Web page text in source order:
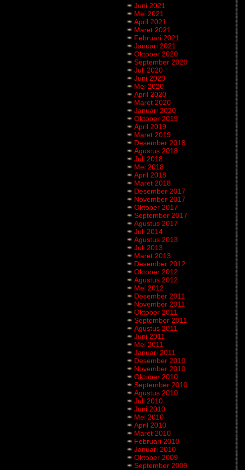
Juni 2021
Mei 2021
April 2021
Maret 2021
Februari 2021
Januari 2021
Oktober 2020
September 2020
Juli 2020
Juni 2020
Mei 2020
April 2020
Maret 2020
Januari 2020
Oktober 2019
April 2019
Maret 2019
Desember 2018
Agustus 2018
Juli 2018
Mei 2018
April 2018
Maret 2018
Desember 2017
November 2017
Oktober 2017
September 2017
Agustus 2017
Juli 2014
Agustus 2013
Juli 2013
Maret 2013
Desember 2012
Oktober 2012
Agustus 2012
Mei 2012
Desember 2011
November 2011
Oktober 2011
September 2011
Agustus 2011
Juni 2011
Mei 2011
Januari 2011
Desember 2010
November 2010
Oktober 2010
September 2010
Agustus 2010
Juli 2010
Juni 2010
Mei 2010
April 2010
Maret 2010
Februari 2010
Januari 2010
Oktober 2009
September 2009